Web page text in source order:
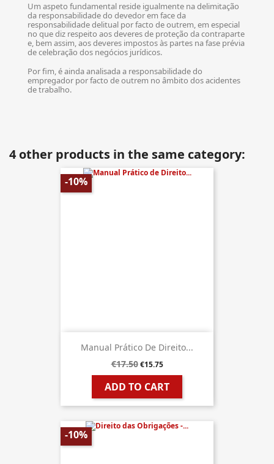
Um aspeto fundamental reside igualmente na delimitação
da responsabilidade do devedor em face da
responsabilidade delitual por facto de outrem, em especial
no que diz respeito aos deveres de proteção da contraparte
e, bem assim, aos deveres impostos às partes na fase prévia
de celebração dos negócios jurídicos.
Por fim, é ainda analisada a responsabilidade do
empregador por facto de outrem no âmbito dos acidentes
de trabalho.
4 other products in the same category:
Manual Prático De Direito...
€17.50 €15.75
ADD TO CART
-10%
-10%